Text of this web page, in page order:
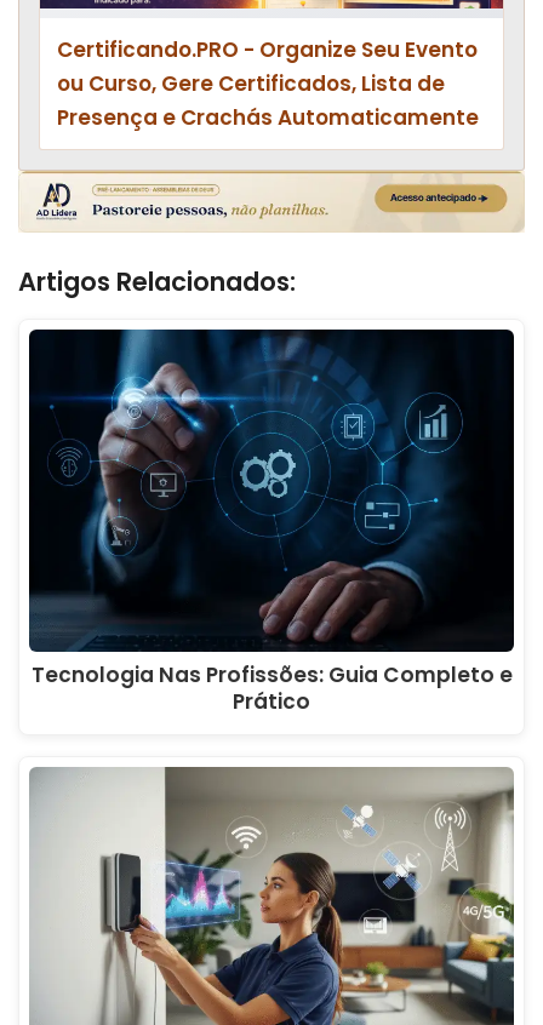
Certificando.PRO - Organize Seu Evento
ou Curso, Gere Certificados, Lista de
Presença e Crachás Automaticamente
Artigos Relacionados:
Tecnologia Nas Profissões: Guia Completo e
Prático